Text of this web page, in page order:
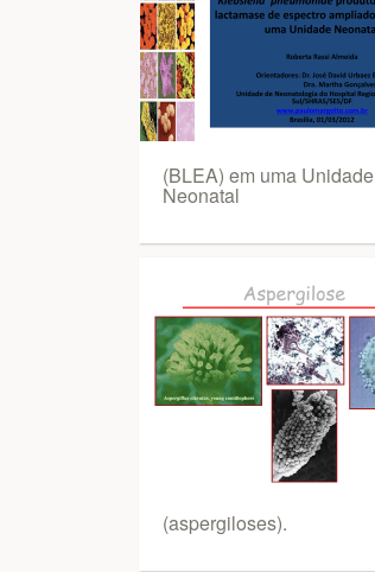
(BLEA) em uma Unidade
Neonatal
(aspergiloses).